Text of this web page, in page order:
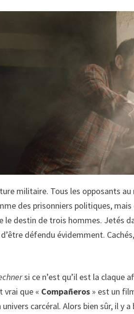
militaire. Tous les opposants
des prisonniers politiques,
le destin de trois hommes. Jetés
défendu évidemment.
si ce n’est qu’il est la claque
vrai que « Compañeros » est un
carcéral. Alors bien sûr, il y